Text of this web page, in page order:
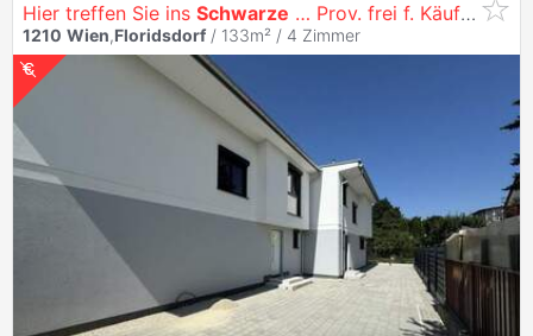
Hier treffen Sie ins Schwarze … Prov. frei f. Käufer // Here you hit the mark … Buyer Comm. free ! //
1210 Wien,Floridsdorf / 133m² / 4 Zimmer